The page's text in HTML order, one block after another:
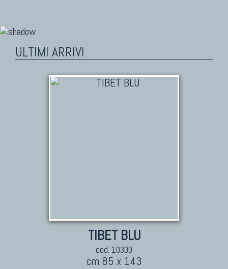
ULTIMI ARRIVI
TIBET BLU
cod. 10300
cm 85 x 143